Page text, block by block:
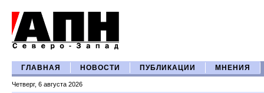
ГЛАВНАЯ НОВОСТИ ПУБЛИКАЦИИ МНЕНИЯ
Четверг, 6 августа 2026